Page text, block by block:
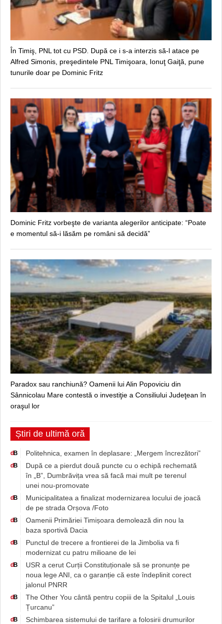
În Timiş, PNL tot cu PSD. După ce i s-a interzis să-l atace pe
Alfred Simonis, preşedintele PNL Timişoara, Ionuţ Gaiţă, pune
tunurile doar pe Dominic Fritz
Dominic Fritz vorbeşte de varianta alegerilor anticipate: “Poate
e momentul să-i lăsăm pe români să decidă”
Paradox sau ranchiună? Oamenii lui Alin Popoviciu din
Sânnicolau Mare contestă o investiţie a Consiliului Judeţean în
oraşul lor
Știri de ultimă oră
dB Politehnica, examen în deplasare: „Mergem încrezători”
dB
După ce a pierdut două puncte cu o echipă rechemată
în „B”, Dumbrăvița vrea să facă mai mult pe terenul
unei nou-promovate
dB
Municipalitatea a finalizat modernizarea locului de joacă
de pe strada Orșova /Foto
dB
Oamenii Primăriei Timișoara demolează din nou la
baza sportivă Dacia
dB
Punctul de trecere a frontierei de la Jimbolia va fi
modernizat cu patru milioane de lei
dB
USR a cerut Curții Constituționale să se pronunțe pe
noua lege ANI, ca o garanție că este îndeplinit corect
jalonul PNRR
dB
The Other You cântă pentru copiii de la Spitalul „Louis
Țurcanu”
dB Schimbarea sistemului de tarifare a folosirii drumurilor